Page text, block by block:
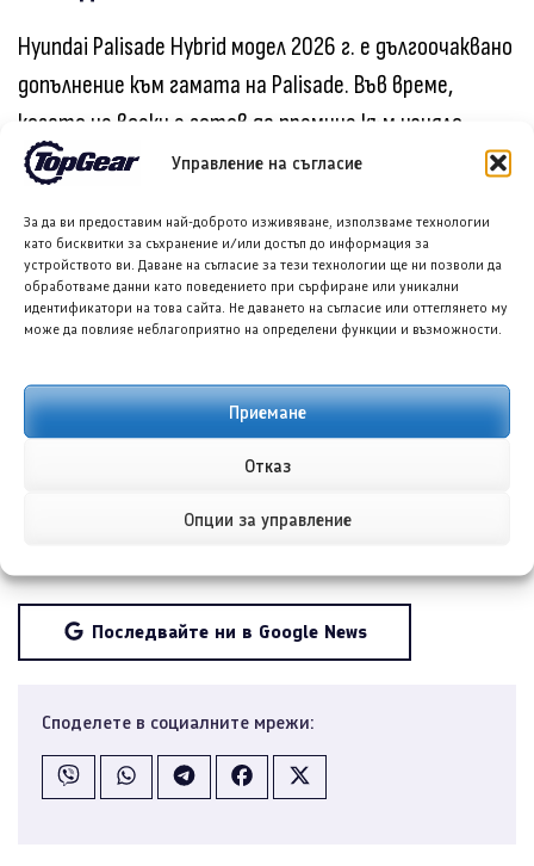
Управление на съгласие
За да ви предоставим най-доброто изживяване, използваме технологии
като бисквитки за съхранение и/или достъп до информация за
устройството ви. Даване на съгласие за тези технологии ще ни позволи да
обработваме данни като поведението при сърфиране или уникални
идентификатори на това сайта. Не даването на съгласие или оттеглянето му
може да повлияе неблагоприятно на определени функции и възможности.
Приемане
Отказ
Опции за управление
Hyundai Palisade Hybrid модел 2026 г. е дългоочаквано
допълнение към гамата на Palisade. Във време,
когато не всеки е готов да премине към изцяло
електрически автомобил, този модел предлага
използване на електрическа енергия през част от
времето, като същевременно осигурява
сигурността на бензиновия двигател.
Хибридният Palisade идва с редица подобрения
спрямо предишното поколение и със сигурност ще
привлече нови купувачи. Това е добре оразмерен,
ефективен и просторен SUV с множество удобства,
Последвайте ни в Google News
Споделете в социалните мрежи: